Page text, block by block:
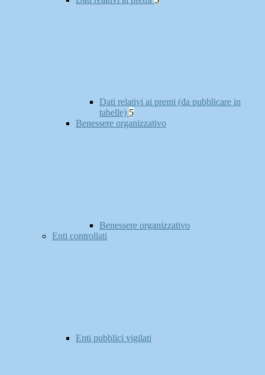
Dati relativi ai premi (da pubblicare in
tabelle) 5
Benessere organizzativo
Benessere organizzativo
Enti controllati
Enti pubblici vigilati